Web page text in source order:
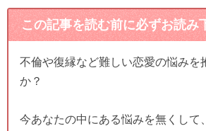
この記事を読む前に必ずお読み
不倫や復縁など難しい恋愛の悩みを
か？
今あなたの中にある悩みを無くして